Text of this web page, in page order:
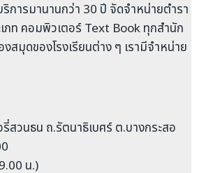
การมานานกว่า 30 ปี จัดจำหน่ายตำรา
ภท คอมพิวเตอร์ Text Book ทุกสำนัก
มุดของโรงเรียนต่าง ๆ เรามีจำหน่าย
วนธน ถ.รัตนาธิเบศร์ ต.บางกระสอ
น.)